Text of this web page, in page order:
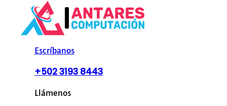
Escríbanos
+502 3193 8443
Llámenos